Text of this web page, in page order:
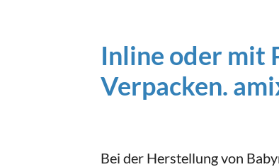
Inline oder mit
Verpacken.
Bei der Herstellung von